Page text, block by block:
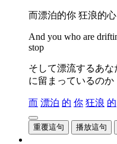
而漂泊的你 狂浪的
And you who are
stop
そして漂流するあ
に留まっているのか
而 漂泊 的 你 狂浪 的
重覆這句 播放這句